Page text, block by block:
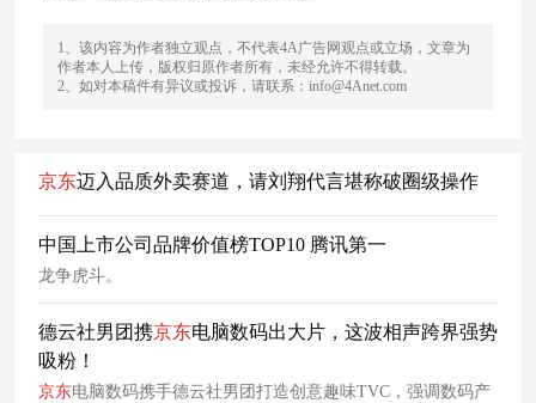
1、该内容为作者独立观点，不代表4A广告网观点或立场，文章为
作者本人上传，版权归原作者所有，未经允许不得转载。
2、如对本稿件有异议或投诉，请联系：info@4Anet.com
京东迈入品质外卖赛道，请刘翔代言堪称破圈级操作
中国上市公司品牌价值榜TOP10 腾讯第一
龙争虎斗。
德云社男团携京东电脑数码出大片，这波相声跨界强势
吸粉！
京东电脑数码携手德云社男团打造创意趣味TVC，强调数码产